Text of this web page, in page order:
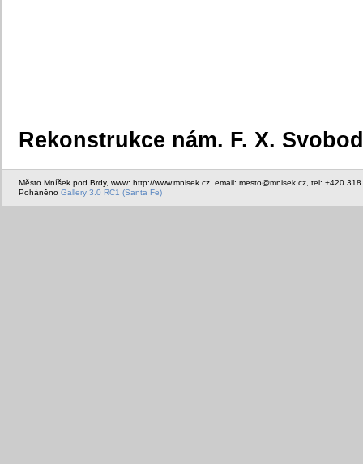
Rekonstrukce nám. F. X.
Město Mníšek pod Brdy, www: http://www.mnisek.cz, email: mesto@mnisek.cz, tel: +420
Poháněno Gallery 3.0 RC1 (Santa Fe)